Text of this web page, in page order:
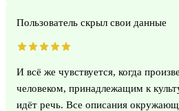
Пользователь скрыл свои данные
И всё же чувствуется, когда
человеком, принадлежащим к
идёт речь. Все описания